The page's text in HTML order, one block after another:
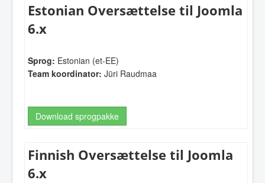
Estonian Oversættelse til Joomla
6.x
Sprog: Estonian (et-EE)
Team koordinator: Jüri Raudmaa
Download sprogpakke
Finnish Oversættelse til Joomla
6.x